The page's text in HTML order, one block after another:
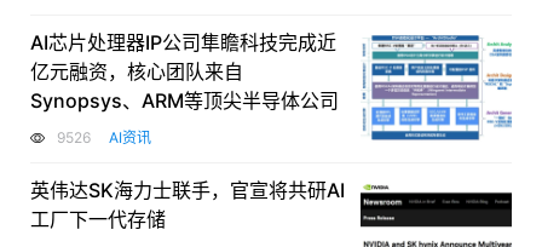
AI芯片处理器IP公司隼瞻科技完成近
亿元融资，核心团队来自
Synopsys、ARM等顶尖半导体公司
9526 AI资讯
英伟达SK海力士联手，官宣将共研AI
工厂下一代存储